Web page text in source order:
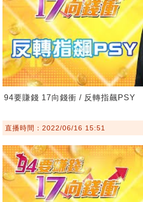
94要賺錢 17向錢衝 / 反轉指飆PSY
直播時間：2022/06/16 15:51